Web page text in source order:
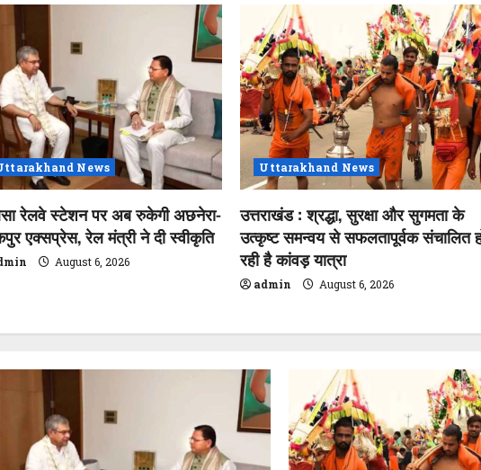
News
रेलवे स्टेशन पर अब रुकेगी अछनेरा-
एक्सप्रेस, रेल मंत्री ने दी स्वीकृति
August 6, 2026
Uttarakhand News
उत्तराखंड : श्रद्धा, सुरक्षा और सुगमता के
उत्कृष्ट समन्वय से सफलतापूर्वक संचालित
रही है कांवड़ यात्रा
admin August 6, 2026